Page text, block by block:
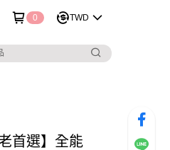
0 TWD
首選】全能